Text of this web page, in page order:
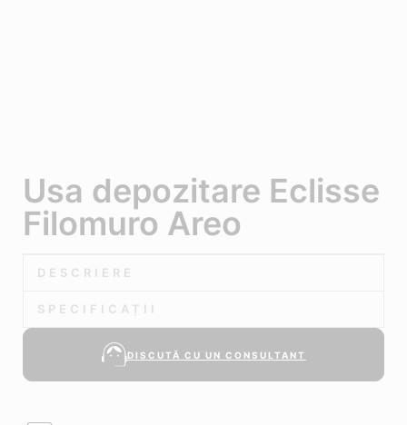
Usa depozitare Eclisse
Filomuro Areo
DESCRIERE
SPECIFICAȚII
DISCUTĂ CU UN CONSULTANT